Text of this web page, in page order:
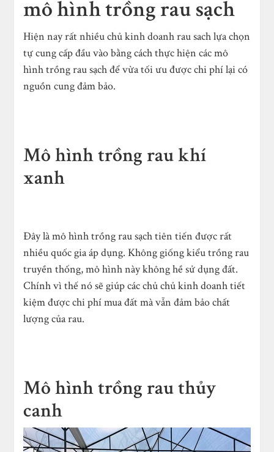
mô hình trồng rau sạch
Hiện nay rất nhiều chủ kinh doanh rau sach lựa chọn
tự cung cấp đầu vào bằng cách thực hiện các mô
hình trồng rau sạch để vừa tối ưu được chi phí lại có
nguồn cung đảm bảo.
Mô hình trồng rau khí
xanh
Đây là mô hình trồng rau sạch tiên tiến được rất
nhiều quốc gia áp dụng. Không giống kiểu trồng rau
truyền thống, mô hình này không hề sử dụng đất.
Chính vì thế nó sẽ giúp các chủ chủ kinh doanh tiết
kiệm được chi phí mua đất mà vẫn đảm bảo chất
lượng của rau.
Mô hình trồng rau thủy
canh